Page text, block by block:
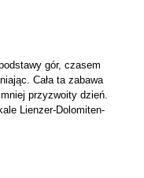
gór, czasem
Cała ta zabawa
przyzwoity dzień.
Lienzer-Dolomiten-